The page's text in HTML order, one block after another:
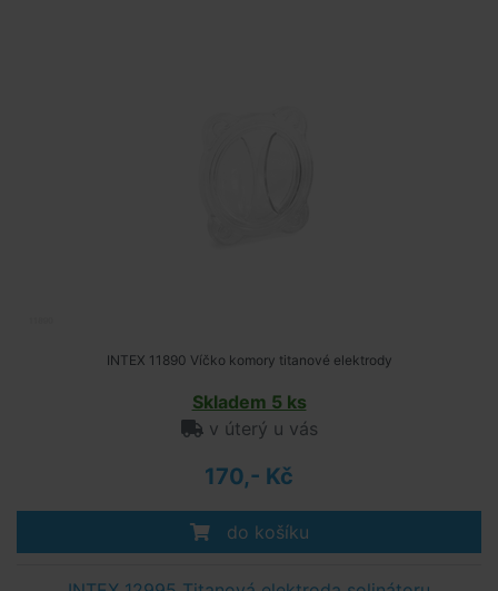
INTEX 11890 Víčko komory titanové elektrody
Skladem 5 ks
v úterý u vás
170,- Kč
do košíku